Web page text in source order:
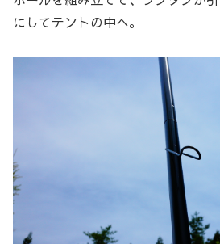
にしてテントの中へ。